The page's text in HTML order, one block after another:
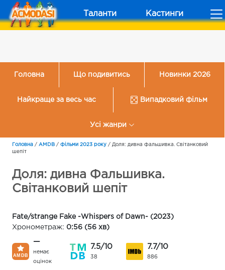
Таланти Кастинги
Головна Що подивитись Новинки 2026
Найкраще за весь час Випадковий фільм
Усі жанри
Головна / AMDB / Фільми 2023 року / Доля: дивна Фальшивка. Світанковий
шепіт
Доля: дивна Фальшивка.
Світанковий шепіт
Fate/strange Fake -Whispers of Dawn- (2023)
Хронометраж: 0:56 (56 хв)
—
немає
оцінок
7.5/10
38
7.7/10
886